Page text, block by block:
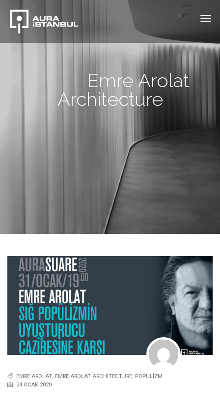
EMRE AROLAT EMRE AROLAT ARCHITECTURE POPÜLIZM
24 OCAK 2020